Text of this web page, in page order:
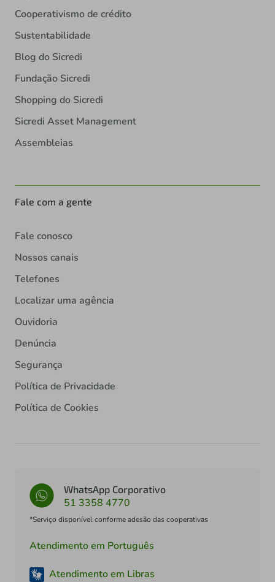
Cooperativismo de crédito
Sustentabilidade
Blog do Sicredi
Fundação Sicredi
Shopping do Sicredi
Sicredi Asset Management
Assembleias
Fale com a gente
Fale conosco
Nossos canais
Telefones
Localizar uma agência
Ouvidoria
Denúncia
Segurança
Política de Privacidade
Política de Cookies
WhatsApp Corporativo
51 3358 4770
*Serviço disponível conforme adesão das cooperativas
Atendimento em Português
Atendimento em Libras